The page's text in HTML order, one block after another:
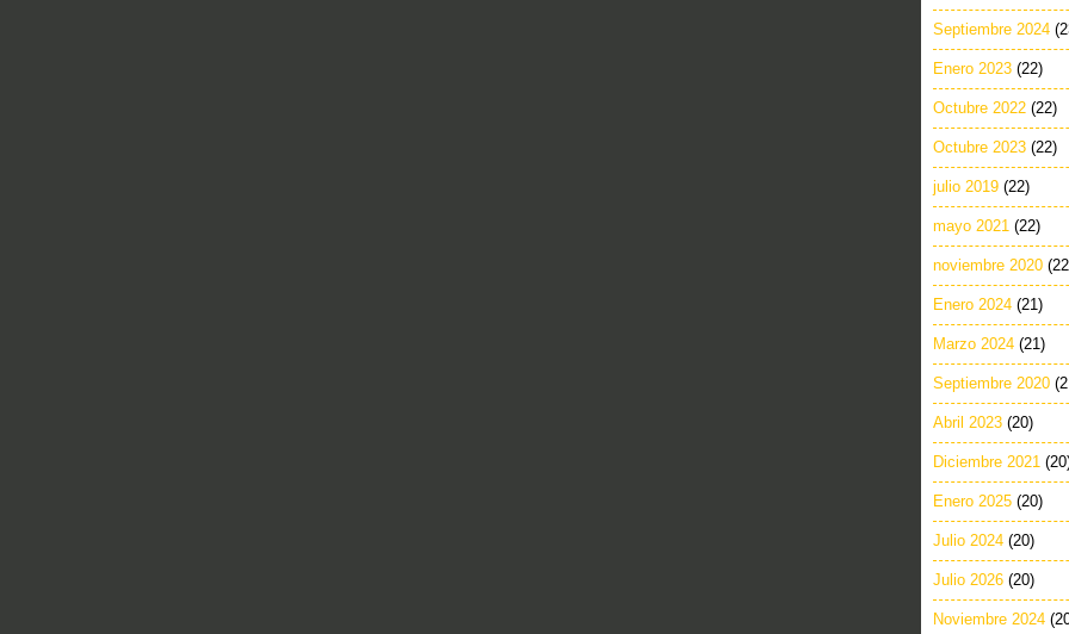
Septiembre 2024
Enero 2023 (22)
Octubre 2022 (22)
Octubre 2023 (22)
julio 2019 (22)
mayo 2021 (22)
noviembre 2020
Enero 2024 (21)
Marzo 2024 (21)
Septiembre 2020
Abril 2023 (20)
Diciembre 2021
Enero 2025 (20)
Julio 2024 (20)
Julio 2026 (20)
Noviembre 2024